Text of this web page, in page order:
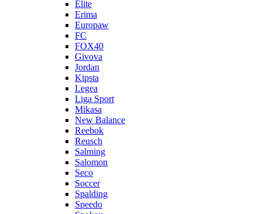
Elite
Erima
Europaw
FC
FOX40
Givova
Jordan
Kipsta
Legea
Liga Sport
Mikasa
New Balance
Reebok
Reusch
Salming
Salomon
Seco
Soccer
Spalding
Speedo